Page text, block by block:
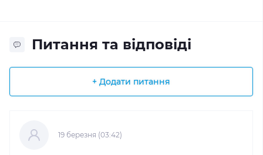
Питання та відповіді
+ Додати питання
19 березня (03:42)